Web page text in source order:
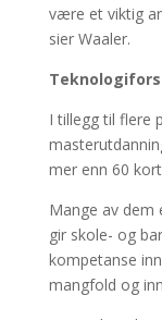
være et viktig
sier Waaler.
I tillegg til flere
mer enn 60
Mange av
gir skole- og
kompetanse
mangfold og